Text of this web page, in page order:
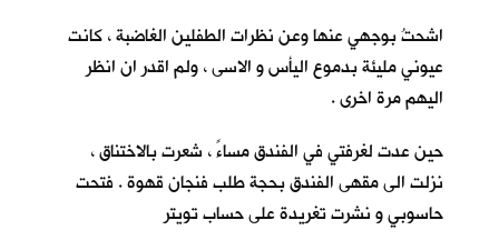
اشحتُ بوجهي عنها وعن نظرات الطفلين الغاضبة ، كانت
عيوني مليئة بدموع اليأس و الاسى ، ولم اقدر ان انظر
اليهم مرة اخرى .
حين عدت لغرفتي في الفندق مساءً ، شعرت بالاختناق ،
نزلت الى مقهى الفندق بحجة طلب فنجان قهوة . فتحت
حاسوبي و نشرت تغريدة على حساب تويتر